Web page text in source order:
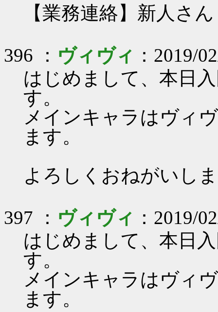
【業務連絡】新人さ
396 ： ヴィヴィ ：2019/
はじめまして、本日
す。
メインキャラはヴィ
ます。
よろしくおねがいし
397 ： ヴィヴィ ：2019/
はじめまして、本日
す。
メインキャラはヴィ
ます。